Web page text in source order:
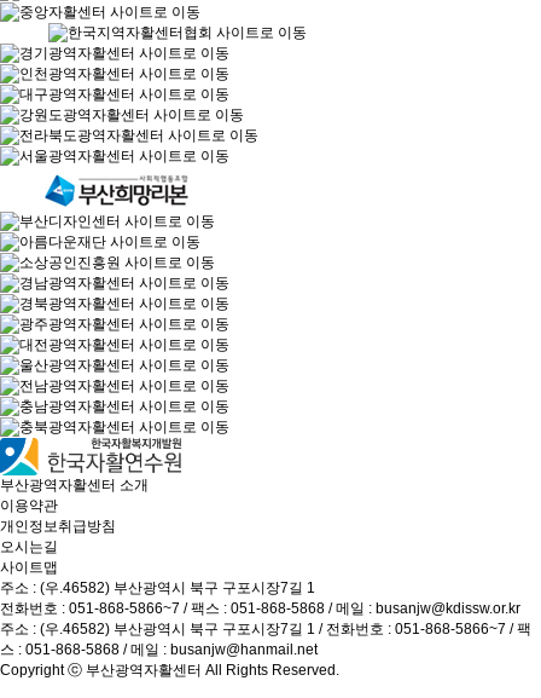
부산광역자활센터 소개
이용약관
개인정보취급방침
오시는길
사이트맵
주소 : (우.46582) 부산광역시 북구 구포시장7길 1
전화번호 : 051-868-5866~7 / 팩스 : 051-868-5868 / 메일 : busanjw@kdissw.or.kr
주소 : (우.46582) 부산광역시 북구 구포시장7길 1 / 전화번호 : 051-868-5866~7 / 팩
스 : 051-868-5868 / 메일 : busanjw@hanmail.net
Copyright ⓒ 부산광역자활센터 All Rights Reserved.